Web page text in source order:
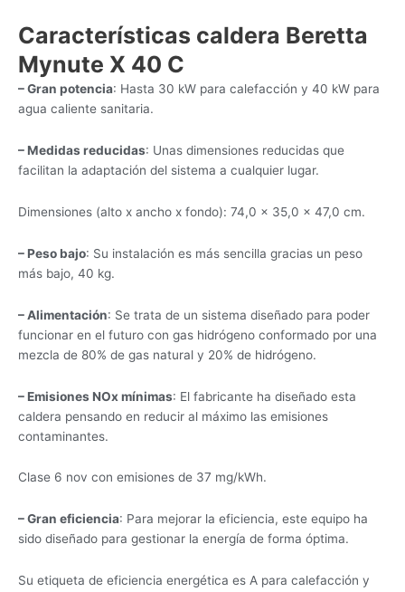
Características caldera Beretta
Mynute X 40 C
– Gran potencia: Hasta 30 kW para calefacción y 40 kW para
agua caliente sanitaria.
– Medidas reducidas: Unas dimensiones reducidas que
facilitan la adaptación del sistema a cualquier lugar.
Dimensiones (alto x ancho x fondo): 74,0 × 35,0 × 47,0 cm.
– Peso bajo: Su instalación es más sencilla gracias un peso
más bajo, 40 kg.
– Alimentación: Se trata de un sistema diseñado para poder
funcionar en el futuro con gas hidrógeno conformado por una
mezcla de 80% de gas natural y 20% de hidrógeno.
– Emisiones NOx mínimas: El fabricante ha diseñado esta
caldera pensando en reducir al máximo las emisiones
contaminantes.
Clase 6 nov con emisiones de 37 mg/kWh.
– Gran eficiencia: Para mejorar la eficiencia, este equipo ha
sido diseñado para gestionar la energía de forma óptima.
Su etiqueta de eficiencia energética es A para calefacción y